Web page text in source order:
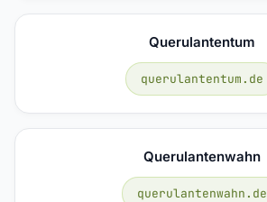
Querulantentum
querulantentum.de
Querulantenwahn
querulantenwahn.de